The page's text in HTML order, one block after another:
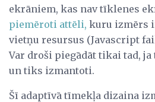
ekrāniem, kas nav tīklenes
piemēroti attēli, kuru izmērs
vietņu resursus (Javascript
Var droši piegādāt tikai tad,
un tiks izmantoti.
Šī adaptīvā tīmekļa dizaina